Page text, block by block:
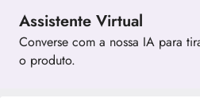
Assistente Virtual
Converse com a nossa IA para
o produto.